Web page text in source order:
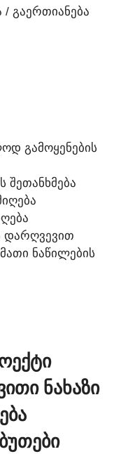
/ ᲒᲐᲔᲠᲗᲘᲐᲜᲔᲑᲐ
ᲒᲐᲛᲝᲧᲔᲜᲔᲑᲘᲡ
ᲨᲔᲗᲐᲜᲮᲛᲔᲑᲐ
ᲓᲐᲠᲦᲕᲔᲕᲘᲗ
ᲜᲐᲬᲘᲚᲔᲑᲘᲡ
ᲜᲐᲮᲐᲖᲘ